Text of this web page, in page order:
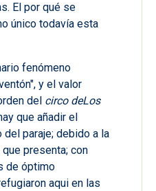
El por qué se
único todavía esta
fenómeno
y el valor
del circo deLos
que añadir el
paraje; debido a la
presenta; con
de óptimo
aqui en las